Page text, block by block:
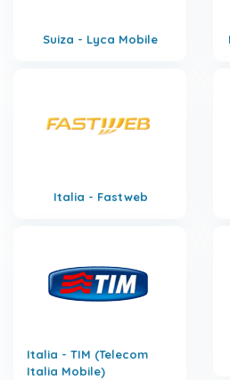
Suiza - Lyca Mobile
Italia - Fastweb
Italia - TIM (Telecom
Italia Mobile)